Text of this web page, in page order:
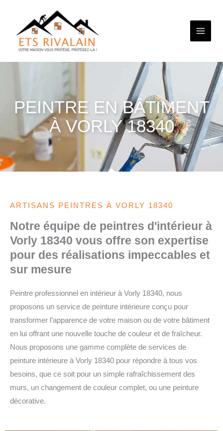
contenu
PEINTRE EN BÂTIMENT
À VORLY 18340
ARTISANS PEINTRES À VORLY 18340
Notre équipe de peintres d'intérieur à
Vorly 18340 vous offre son expertise
pour des réalisations impeccables et
sur mesure
Peintre professionnel en intérieur à Vorly 18340, nous
proposons un service de peinture intérieure conçu pour
transformer l’apparence de votre maison ou de votre bâtiment
en lui offrant une nouvelle touche de couleur et de fraîcheur.
Nous proposons une gamme complète de services de
peinture intérieure à Vorly 18340 pour répondre à tous vos
besoins, que ce soit pour un simple rafraîchissement des
murs, un changement de couleur complet, ou une peinture
décorative.